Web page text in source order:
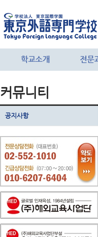
커뮤니티
공지사항